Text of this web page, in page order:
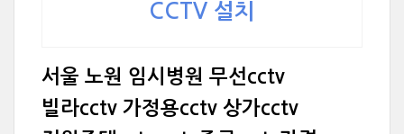
CCTV 설치
서울 노원 임시병원 무선cctv
빌라cctv 가정용cctv 상가cctv